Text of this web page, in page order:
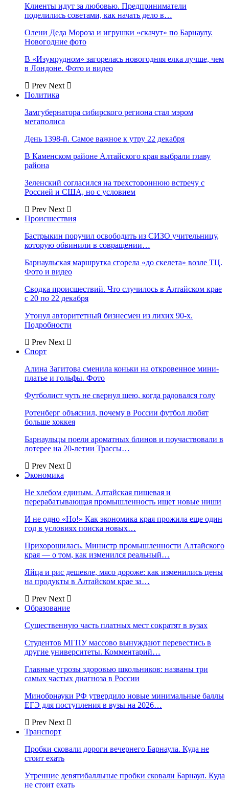
Клиенты идут за любовью. Предприниматели
поделились советами, как начать дело в…
Олени Деда Мороза и игрушки «скачут» по Барнаулу.
Новогодние фото
В «Изумрудном» загорелась новогодняя елка лучше, чем
в Лондоне. Фото и видео
Prev Next
Политика
Замгубернатора сибирского региона стал мэром
мегаполиса
День 1398-й. Самое важное к утру 22 декабря
В Каменском районе Алтайского края выбрали главу
района
Зеленский согласился на трехстороннюю встречу с
Россией и США, но с условием
Prev Next
Происшествия
Бастрыкин поручил освободить из СИЗО учительницу,
которую обвинили в совращении…
Барнаульская маршрутка сгорела «до скелета» возле ТЦ.
Фото и видео
Сводка происшествий. Что случилось в Алтайском крае
с 20 по 22 декабря
Утонул авторитетный бизнесмен из лихих 90-х.
Подробности
Prev Next
Спорт
Алина Загитова сменила коньки на откровенное мини-
платье и гольфы. Фото
Футболист чуть не свернул шею, когда радовался голу
Ротенберг объяснил, почему в России футбол любят
больше хоккея
Барнаульцы поели ароматных блинов и поучаствовали в
лотерее на 20-летии Трассы…
Prev Next
Экономика
Не хлебом единым. Алтайская пищевая и
перерабатывающая промышленность ищет новые ниши
И не одно «Но!» Как экономика края прожила еще один
год в условиях поиска новых…
Прихорошилась. Министр промышленности Алтайского
края — о том, как изменился реальный…
Яйца и рис дешевле, мясо дороже: как изменились цены
на продукты в Алтайском крае за…
Prev Next
Образование
Существенную часть платных мест сократят в вузах
Студентов МГПУ массово вынуждают перевестись в
другие университеты. Комментарий…
Главные угрозы здоровью школьников: названы три
самых частых диагноза в России
Минобрнауки РФ утвердило новые минимальные баллы
ЕГЭ для поступления в вузы на 2026…
Prev Next
Транспорт
Пробки сковали дороги вечернего Барнаула. Куда не
стоит ехать
Утренние девятибалльные пробки сковали Барнаул. Куда
не стоит ехать